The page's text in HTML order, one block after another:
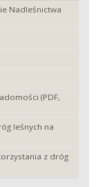
Nadleśnictwa
(PDF,
leśnych na
z dróg